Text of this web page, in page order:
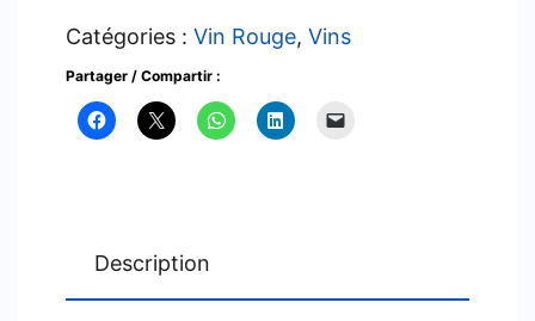
Colonia
-
Norton
Catégories : Vin Rouge, Vins
Partager / Compartir :
Description